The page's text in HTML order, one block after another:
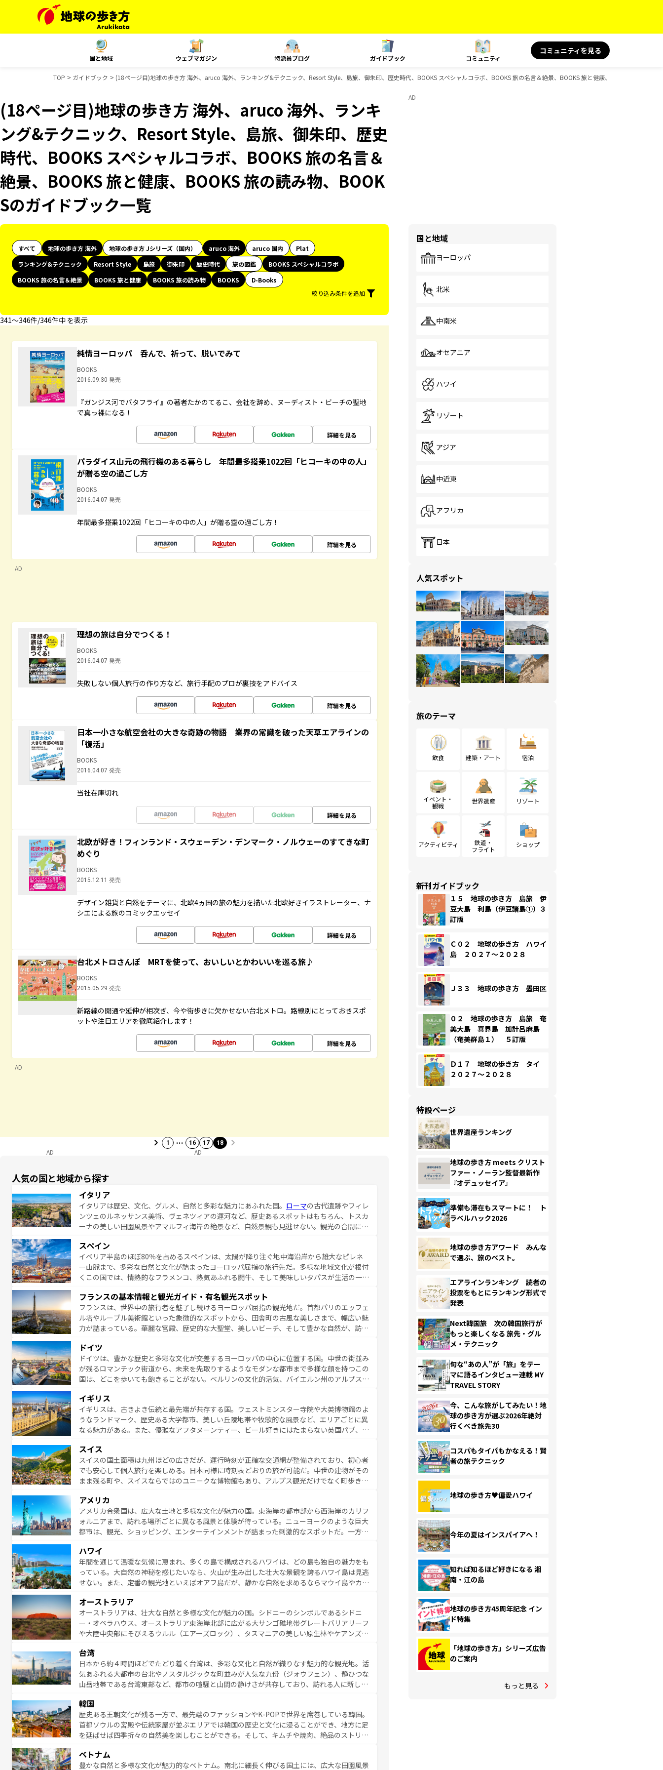
国と地域 ウェブマガジン 特派員ブログ ガイドブック コミュニティ
コミュニティを見る
TOP ガイドブック (18ページ目)地球の歩き方 海外、aruco 海外、ランキング&テクニック、Resort Style、島旅、御朱印、歴史時代、BOOKS スペシャルコラボ、BOOKS 旅の名言＆絶景、BOOKS 旅と健康、BOOKS 旅の読み
(18ページ目)地球の歩き方 海外、aruco 海外、ランキ
ング&テクニック、Resort Style、島旅、御朱印、歴史
時代、BOOKS スペシャルコラボ、BOOKS 旅の名言＆
絶景、BOOKS 旅と健康、BOOKS 旅の読み物、BOOK
Sのガイドブック一覧
すべて 地球の歩き方 海外 地球の歩き方 Jシリーズ（国内） aruco 海外 aruco 国内
Plat
ランキング&テクニック
Resort Style 島旅 御朱印 歴史時代 旅の図鑑
BOOKS スペシャルコラボ
BOOKS 旅の名言＆絶景
BOOKS 旅と健康 BOOKS 旅の読み物 BOOKS
D-Books
絞り込み条件を追加
341〜346件/346件中 を表示
純情ヨーロッパ 呑んで、祈って、脱いでみて
BOOKS
2016.09.30 発売
『ガンジス河でバタフライ』の著者たかのてるこ、会社を辞め、ヌーディスト・ビーチの聖地
で真っ裸になる！
詳細を見る
パラダイス山元の飛行機のある暮らし 年間最多搭乗1022回「ヒコーキの中の人」
が贈る空の過ごし方
BOOKS
2016.04.07 発売
年間最多搭乗1022回「ヒコーキの中の人」が贈る空の過ごし方！
詳細を見る
AD
理想の旅は自分でつくる！
BOOKS
2016.04.07 発売
失敗しない個人旅行の作り方など、旅行手配のプロが裏技をアドバイス
詳細を見る
日本一小さな航空会社の大きな奇跡の物語 業界の常識を破った天草エアラインの
「復活」
BOOKS
2016.04.07 発売
当社在庫切れ
詳細を見る
北欧が好き！フィンランド・スウェーデン・デンマーク・ノルウェーのすてきな町
めぐり
BOOKS
2015.12.11 発売
デザイン雑貨と自然をテーマに、北欧4ヵ国の旅の魅力を描いた北欧好きイラストレーター、ナ
シエによる旅のコミックエッセイ
詳細を見る
台北メトロさんぽ MRTを使って、おいしいとかわいいを巡る旅♪
BOOKS
2015.05.29 発売
新路線の開通や延伸が相次ぎ、今や街歩きに欠かせない台北メトロ。路線別にとっておきスポ
ットや注目エリアを徹底紹介します！
詳細を見る
AD
1 … 16 17 18
AD AD
人気の国と地域から探す
イタリア
イタリアは歴史、文化、グルメ、自然と多彩な魅力にあふれた国。 ローマの古代遺跡やフィレ
ンツェのルネッサンス美術、ヴェネツィアの運河など、歴史あるスポットはもちろん、トスカ
ーナの美しい田園風景やアマルフィ海岸の絶景など、自然景観も見逃せない。観光の合間に
夜眠るまで、すべての瞬間を楽しませてくれるイタリアで、忘れられない旅をしてみよう！
なお、新着のイタリア情報はコンテンツ一覧を参照してほしい。
スペイン
イベリア半島のほぼ80％を占めるスペインは、太陽が降り注ぐ地中海沿岸から雄大なピレネ
ー山脈まで、多彩な自然と文化が詰まったヨーロッパ屈指の旅行先だ。多様な地域文化が根付
くこの国では、情熱的なフラメンコ、熱気あふれる闘牛、そして美味しいタパスが生活の一部
ら、地方では古代ローマ遺跡や中世の城塞都市、穏やかなビーチリゾートまで多彩な表情を見
せる。地方によって風土や気候が異なるスペインはその個性で訪れる人を魅了する。 なお、
新着のスペイン情報はコンテンツ一覧を参照してほしい。
フランスの基本情報と観光ガイド・有名観光スポット
フランスは、世界中の旅行者を魅了し続けるヨーロッパ屈指の観光地だ。首都パリのエッフェ
ル塔やルーブル美術館といった象徴的なスポットから、田舎町の古風な美しさまで、幅広い魅
力が詰まっている。華麗な宮殿、歴史的な大聖堂、美しいビーチ、そして豊かな自然が、訪れ
無形文化遺産にも登録されている。シャンパンの発祥地であるランス、プロヴァンスの香り高
いラベンダー畑など、多彩な楽しみ方が可能だ。さらに、パリ以外の地域にも魅力が溢れてお
り、どの街角にも豊かな歴史と文化が息づいている。パリ以外の個性あふれる地方に足を運ぶ
とそれぞれで全く異なる文化を体験できるだろう。 なお、新着のフランス情報はコンテンツ
ドイツ
ドイツは、豊かな歴史と多彩な文化が交差するヨーロッパの中心に位置する国。中世の街並み
が残るロマンチック街道から、未来を先取りするようなモダンな都市まで多様な顔を持つこの
国は、どこを歩いても飽きることがない。ベルリンの文化的活気、バイエルン州のアルプスの
ら地元の人と過ごす楽しい時間は、お酒好きな人にはぜひ体験してほしい。 なお、新着のド
イツ情報はコンテンツ一覧を参照してほしい。
イギリス
イギリスは、古きよき伝統と最先端が共存する国。ウェストミンスター寺院や大英博物館のよ
うなランドマーク、歴史ある大学都市、美しい丘陵地帯や牧歌的な風景など、エリアごとに異
なる魅力がある。また、優雅なアフタヌーンティー、ビール好きにはたまらない英国パブ、サ
お、新着のイギリス情報は
スイス
スイスの国土面積は九州ほどの広さだが、運行時刻が正確な交通網が整備されており、初心者
でも安心して個人旅行を楽しめる。日本同様に時刻表どおりの旅が可能だ。中世の建物がその
まま残る町や、スイスならではのユニークな博物館もあり、アルプス観光だけでなく町歩きも
ービスもあり、うまく活用すれば市内交通費無料で観光を楽しむこともできる。 なお、新着
のスイス情報はコンテンツ一覧 を参照してほしい。
アメリカ
アメリカ合衆国は、広大な土地と多様な文化が魅力の国。東海岸の都市部から西海岸のカリフ
ォルニアまで、訪れる場所ごとに異なる風景と体験が待っている。ニューヨークのような巨大
都市は、観光、ショッピング、エンターテインメントが詰まった刺激的なスポットだ。一方、
絶景が堪能できる。さらに、南部のニューオーリンズでは、音楽と美食が融合した独特の文化
が魅力。旅行者はアメリカの各地域で異なる魅力を楽しみながら、その多様性と豊かな歴史を
感じることができるだろう。車でのロードトリップや列車の旅も、アメリカならではの贅沢な
旅のスタイルだ。 なお、新着のアメリカ情報はコンテンツ一覧を参照してほしい。
ハワイ
年間を通じて温暖な気候に恵まれ、多くの島で構成されるハワイは、どの島も独自の魅力をも
っている。大自然の神秘を感じたいなら、火山が生み出した壮大な景観を誇るハワイ島は見逃
せない。また、定番の観光地といえばオアフ島だが、静かな自然を求めるならマウイ島やカウ
る。「アロハスピリット」と呼ばれるおもてなしの心で訪れる人々を迎えてくれるハワイの
人々、おいしいローカルフードやハワイアンミュージック、伝統的なフラダンスなど、すべて
がハワイの魅力を彩っている。訪れるたびに新しい発見と感動が待っているハワイを、存分に
味わってほしい。 なお、新着のハワイ情報はコンテンツ一覧を参照してほしい。
オーストラリア
オーストラリアは、壮大な自然と多様な文化が魅力の国。シドニーのシンボルであるシドニ
ー・オペラハウス、オーストラリア東海岸北部に広がる大サンゴ礁地帯グレートバリアリーフ
や大陸中央部にそびえるウルル（エアーズロック）、タスマニアの美しい原生林やケアンズの
豊かで、美味しいものであふれている。アクティビティも充実しており、サーフィンやダイビ
ング、ハイキングなど、アウトドア好きにはたまらない。オーストラリアの多彩な魅力を存分
に味わいつくそう。 なお、新着のオーストラリア情報はコンテンツ一覧を参照してほしい。
台湾
日本から約４時間ほどでたどり着く台湾は、多彩な文化と自然が織りなす魅力的な観光地。活
気あふれる大都市の台北やノスタルジックな町並みが人気な九份（ジォウフェン）、静ひつな
山岳地帯である台湾東部など、都市の喧騒と山間の静けさが共存しており、訪れる人に新しい
から高級料理、ヘルシーで美容にもいいと評判のスイーツなど、バラエティ豊かな料理が味わ
える。 なお、新着の台湾情報はコンテンツ一覧を参照してほしい。
韓国
歴史ある王朝文化が残る一方で、最先端のファッションやK-POPで世界を席巻している韓国。
首都ソウルの宮殿や伝統家屋が並ぶエリアでは韓国の歴史と文化に浸ることができ、地方に足
を延ばせば四季折々の自然美を楽しむことができる。そして、キムチや焼肉、絶品のストリー
能できる。あたたかいホスピタリティに包まれながら、韓国の多彩な魅力を心ゆくまで味わっ
てみてほしい。 なお、新着の韓国情報はコンテンツ一覧を参照してほしい。
ベトナム
豊かな自然と多様な文化が魅力的なベトナム。南北に細長く伸びる国土には、広大な田園風景
AD
国と地域
ヨーロッパ
北米
中南米
オセアニア
ハワイ
リゾート
アジア
中近東
アフリカ
日本
人気スポット
旅のテーマ
飲食 建築・アート 宿泊
イベント・
観戦
世界遺産 リゾート
アクティビティ
鉄道・
フライト
ショップ
新刊ガイドブック
１５ 地球の歩き方 島旅 伊
豆大島 利島（伊豆諸島①）３
訂版
Ｃ０２ 地球の歩き方 ハワイ
島 ２０２７～２０２８
Ｊ３３ 地球の歩き方 墨田区
０２ 地球の歩き方 島旅 奄
美大島 喜界島 加計呂麻島
（奄美群島１） ５訂版
Ｄ１７ 地球の歩き方 タイ
２０２７～２０２８
特設ページ
世界遺産ランキング
地球の歩き方 meets クリスト
ファー・ノーラン監督最新作
『オデュッセイア』
準備も滞在もスマートに！ ト
ラベルハック2026
地球の歩き方アワード みんな
で選ぶ、旅のベスト。
エアラインランキング 読者の
投票をもとにランキング形式で
発表
Next韓国旅 次の韓国旅行が
もっと楽しくなる 旅先・グル
メ・テクニック
旬な“あの人”が「旅」をテー
マに語るインタビュー連載 MY
TRAVEL STORY
今、こんな旅がしてみたい！地
球の歩き方が選ぶ2026年絶対
行くべき旅先30
コスパもタイパもかなえる！賢
者の旅テクニック
地球の歩き方♥偏愛ハワイ
今年の夏はインスパイアへ！
知れば知るほど好きになる 湘
南・江の島
地球の歩き方45周年記念 イン
ド特集
「地球の歩き方」シリーズ広告
のご案内
もっと見る